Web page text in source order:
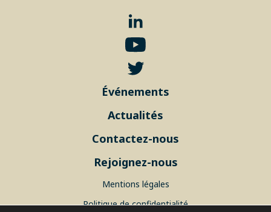
Événements
Actualités
Contactez-nous
Rejoignez-nous
Mentions légales
Politique de confidentialité